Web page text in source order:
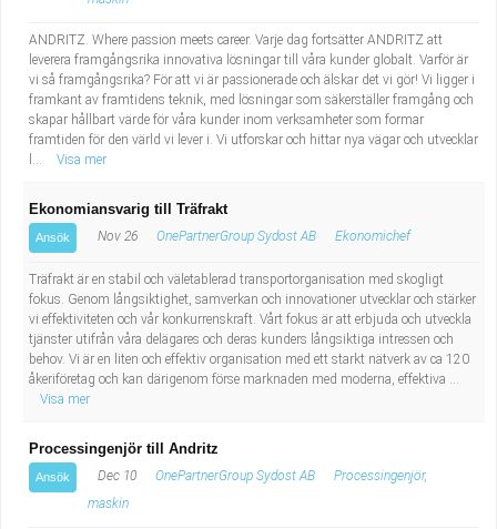
ANDRITZ. Where passion meets career. Varje dag fortsätter ANDRITZ att
leverera framgångsrika innovativa lösningar till våra kunder globalt. Varför är
vi så framgångsrika? För att vi är passionerade och älskar det vi gör! Vi ligger i
framkant av framtidens teknik, med lösningar som säkerställer framgång och
skapar hållbart värde för våra kunder inom verksamheter som formar
framtiden för den värld vi lever i. Vi utforskar och hittar nya vägar och utvecklar
l...
Visa mer
Ekonomiansvarig till Träfrakt
Ansök Nov 26 OnePartnerGroup Sydost AB Ekonomichef
Träfrakt är en stabil och väletablerad transportorganisation med skogligt
fokus. Genom långsiktighet, samverkan och innovationer utvecklar och stärker
vi effektiviteten och vår konkurrenskraft. Vårt fokus är att erbjuda och utveckla
tjänster utifrån våra delägares och deras kunders långsiktiga intressen och
behov. Vi är en liten och effektiv organisation med ett starkt nätverk av ca 120
åkeriföretag och kan därigenom förse marknaden med moderna, effektiva ...
Visa mer
Processingenjör till Andritz
Ansök Dec 10 OnePartnerGroup Sydost AB
Processingenjör,
maskin